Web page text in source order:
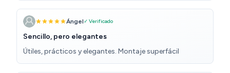
Ángel✓ Verificado
Sencillo, pero elegantes
Útiles, prácticos y elegantes. Montaje superfácil